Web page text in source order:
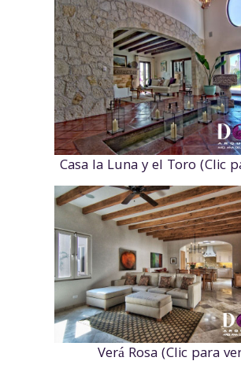
Casa la Luna y el Toro (Clic
Verá Rosa (Clic para